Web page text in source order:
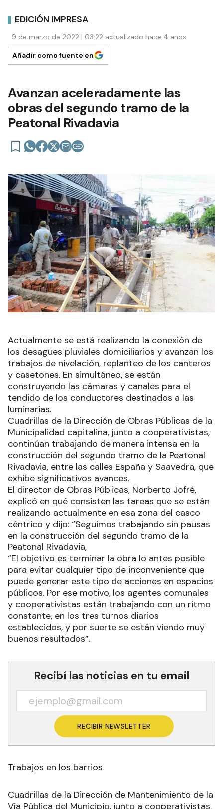
EDICIÓN IMPRESA
9 de marzo de 2022 | 03:22 actualizado hace 4 años
Avanzan aceleradamente las
obras del segundo tramo de la
Peatonal Rivadavia
Actualmente se está realizando la conexión de
los desagües pluviales domiciliarios y avanzan los
trabajos de nivelación, replanteo de los canteros
y casetones. En simultáneo, se están
construyendo las cámaras y canales para el
tendido de los conductores destinados a las
luminarias.
Cuadrillas de la Dirección de Obras Públicas de la
Municipalidad capitalina, junto a cooperativistas,
continúan trabajando de manera intensa en la
construcción del segundo tramo de la Peatonal
Rivadavia, entre las calles España y Saavedra, que
exhibe significativos avances.
El director de Obras Públicas, Norberto Jofré,
explicó en qué consisten las tareas que se están
realizando actualmente en esa zona del casco
céntrico y dijo: “Seguimos trabajando sin pausas
en la construcción del segundo tramo de la
Peatonal Rivadavia,
“El objetivo es terminar la obra lo antes posible
para evitar cualquier tipo de inconveniente que
puede generar este tipo de acciones en espacios
públicos. Por ese motivo, los agentes comunales
y cooperativistas están trabajando con un ritmo
constante, en los tres turnos diarios
buenos resultados”.
Recibí las noticias en tu email
RECIBIR NEWSLETTER
Trabajos en los barrios